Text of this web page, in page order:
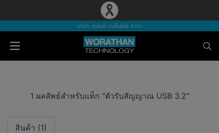
บริษัท วรธันย์ เทคโนโลยี จำกัด
1 ผลลัพธ์สำหรับแท็ก "ตัวรับสัญญาณ USB 3.2"
สินค้า (1)